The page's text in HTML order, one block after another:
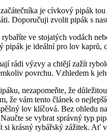
je cívkový pipák‍
Doporučuji zvolit pipák s
ve stojatých vodách
pipák je ideální pro⁤ lov kaprů,
rádi⁣ výzvy a chtějí zažít
povrchu. Vzhledem k
nezapomeňte, že
že vám tento článek o
lov klíčová. Bez ohledu
se vybrat ⁢správný typ
krásný rybářský zážitek. Ať⁢